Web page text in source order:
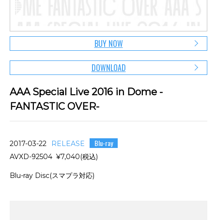
BUY NOW
DOWNLOAD
AAA Special Live 2016 in Dome -
FANTASTIC OVER-
2017-03-22 RELEASE Blu-ray
AVXD-92504 ¥7,040(税込)
Blu-ray Disc(スマプラ対応)